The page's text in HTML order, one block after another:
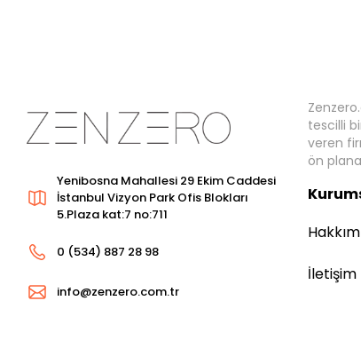
Yenibosna Mahallesi 29 Ekim Caddesi
İstanbul Vizyon Park Ofis Blokları
5.Plaza kat:7 no:711
0 (534) 887 28 98
info@zenzero.com.tr
tescilli
veren
ön
İletişim